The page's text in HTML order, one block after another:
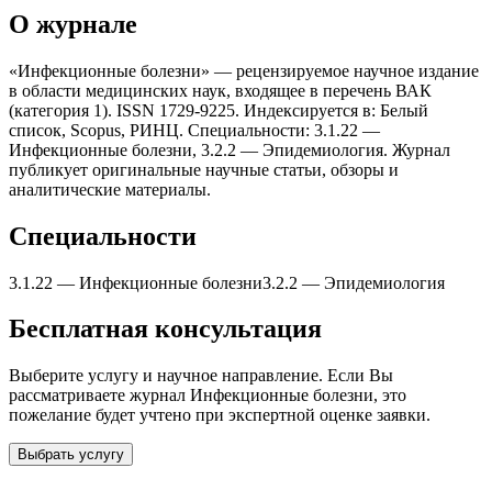
О журнале
«Инфекционные болезни» — рецензируемое научное издание
в области медицинских наук, входящее в перечень ВАК
(категория 1). ISSN 1729-9225. Индексируется в: Белый
список, Scopus, РИНЦ. Специальности: 3.1.22 —
Инфекционные болезни, 3.2.2 — Эпидемиология. Журнал
публикует оригинальные научные статьи, обзоры и
аналитические материалы.
Специальности
3.1.22 — Инфекционные болезни3.2.2 — Эпидемиология
Бесплатная консультация
Выберите услугу и научное направление. Если Вы
рассматриваете журнал Инфекционные болезни, это
пожелание будет учтено при экспертной оценке заявки.
Выбрать услугу